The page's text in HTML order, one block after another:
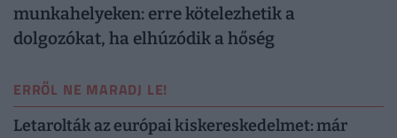
munkahelyeken: erre kötelezhetik a
dolgozókat, ha elhúzódik a hőség
ERRŐL NE MARADJ LE!
Letarolták az európai kiskereskedelmet: már